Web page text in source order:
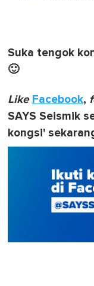
Suka tengok
🙂
Like Facebook,
SAYS Seismik
kongsi'